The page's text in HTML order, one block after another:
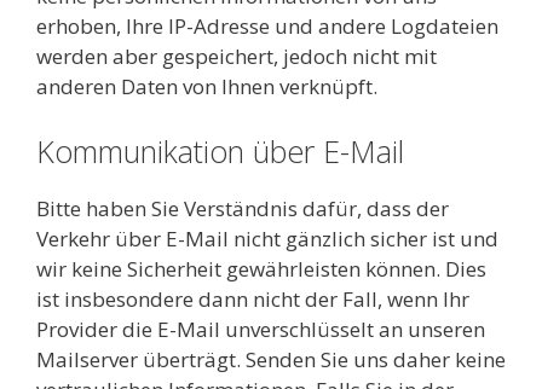
erhoben, Ihre IP-Adresse und andere Logdateien
werden aber gespeichert, jedoch nicht mit
anderen Daten von Ihnen verknüpft.
Kommunikation über E-Mail
Bitte haben Sie Verständnis dafür, dass der
Verkehr über E-Mail nicht gänzlich sicher ist und
wir keine Sicherheit gewährleisten können. Dies
ist insbesondere dann nicht der Fall, wenn Ihr
Provider die E-Mail unverschlüsselt an unseren
Mailserver überträgt. Senden Sie uns daher keine